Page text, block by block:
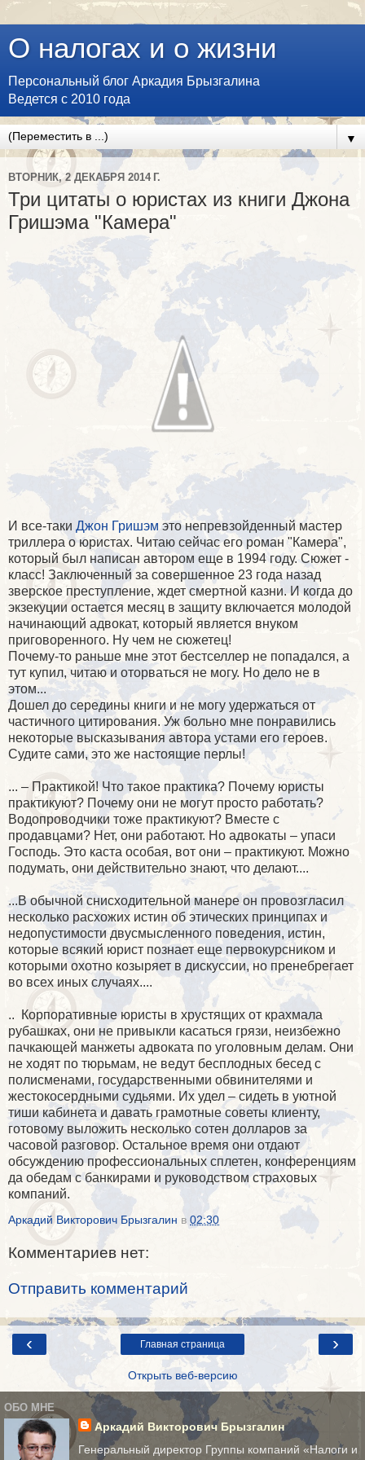
О налогах и о жизни
Персональный блог Аркадия Брызгалина
Ведется с 2010 года
▼
ВТОРНИК, 2 ДЕКАБРЯ 2014 Г.
Три цитаты о юристах из книги Джона
Гришэма "Камера"
И все-таки Джон Гришэмэто непревзойденный мастер
триллера о юристах. Читаю сейчас его роман "Камера",
который был написан автором еще в 1994 году. Сюжет -
класс! Заключенный за совершенное 23 года назад
зверское преступление, ждет смертной казни. И когда до
экзекуции остается месяц в защиту включается молодой
начинающий адвокат, который является внуком
приговоренного. Ну чем не сюжетец!
Почему-то раньше мне этот бестселлер не попадался, а
тут купил, читаю и оторваться не могу. Но дело не в
этом...
Дошел до середины книги и не могу удержаться от
частичного цитирования. Уж больно мне понравились
некоторые высказывания автора устами его героев.
Судите сами, это же настоящие перлы!
... – Практикой! Что такое практика? Почему юристы
практикуют? Почему они не могут просто работать?
Водопроводчики тоже практикуют? Вместе с
продавцами? Нет, они работают. Но адвокаты – упаси
Господь. Это каста особая, вот они – практикуют. Можно
подумать, они действительно знают, что делают....
...В обычной снисходительной манере он провозгласил
несколько расхожих истин об этических принципах и
недопустимости двусмысленного поведения, истин,
которые всякий юрист познает еще первокурсником и
которыми охотно козыряет в дискуссии, но пренебрегает
во всех иных случаях....
.. Корпоративные юристы в хрустящих от крахмала
рубашках, они не привыкли касаться грязи, неизбежно
пачкающей манжеты адвоката по уголовным делам. Они
не ходят по тюрьмам, не ведут бесплодных бесед с
полисменами, государственными обвинителями и
жестокосердными судьями. Их удел – сидеть в уютной
тиши кабинета и давать грамотные советы клиенту,
готовому выложить несколько сотен долларов за
часовой разговор. Остальное время они отдают
обсуждению профессиональных сплетен, конференциям
да обедам с банкирами и руководством страховых
компаний.
Аркадий Викторович Брызгалин в 02:30
Комментариев нет:
Отправить комментарий
‹ ›
Главная страница
Открыть веб-версию
ОБО МНЕ
Аркадий Викторович Брызгалин
Генеральный директор Группы компаний «Налоги и